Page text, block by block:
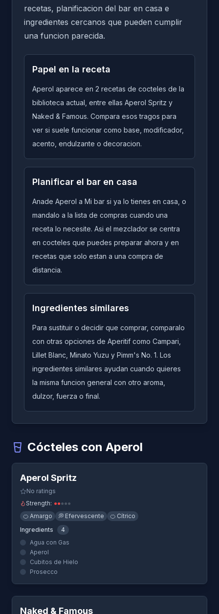
recetas, planificacion del bar en casa e
ingredientes cercanos que pueden cumplir
una funcion parecida.
Papel en la receta
Aperol aparece en 2 recetas de cocteles de la
biblioteca actual, entre ellas Aperol Spritz y
Naked & Famous. Compara esos tragos para
ver si suele funcionar como base, modificador,
acento, endulzante o decoracion.
Planificar el bar en casa
Anade Aperol a Mi bar si ya lo tienes en casa, o
mandalo a la lista de compras cuando una
receta lo necesite. Asi el mezclador se centra
en cocteles que puedes preparar ahora y en
recetas que solo estan a una compra de
distancia.
Ingredientes similares
Para sustituir o decidir que comprar, comparalo
con otras opciones de Aperitif como Campari,
Lillet Blanc, Minato Yuzu y Pimm's No. 1. Los
ingredientes similares ayudan cuando quieres
la misma funcion general con otro aroma,
dulzor, fuerza o final.
Cócteles con Aperol
Aperol Spritz
Naked & Famous-
Aperol Spritz
No ratings
Strength: ●●●●●
🍊 Amargo 💭 Efervescente 🍊 Cítrico
Ingredients
4
Agua con Gas
Aperol
Cubitos de Hielo
Prosecco
Quick View
Naked & Famous